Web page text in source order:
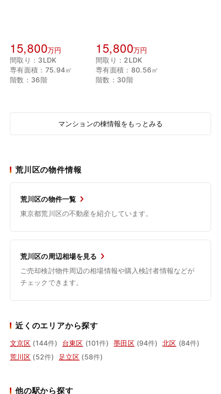
15,800万円
間取り：3LDK
専有面積：75.94㎡
階数：36階
15,800万円
間取り：2LDK
専有面積：80.56㎡
階数：30階
マンションの棟情報をもっとみる
荒川区の物件情報
荒川区の物件一覧
東京都荒川区の不動産を紹介しています。
荒川区の周辺相場を見る
ご売却検討物件周辺の相場情報や購入検討者情報などが
チェックできます。
近くのエリアから探す
文京区 (144件) 台東区 (101件) 墨田区 (94件) 北区 (84件)
荒川区 (52件) 足立区 (58件)
他の駅から探す